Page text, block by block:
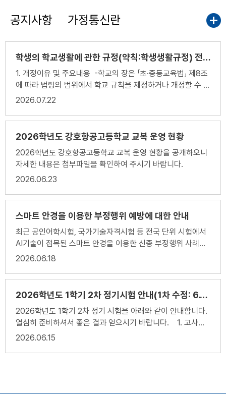
공지사항 가정통신란
학생의 학교생활에 관한 규정(약칙:학생생활규정) 전부개정안 의견수렴
1. 개정이유 및 주요내용 -학교의 장은 「초·중등교육법」 제8조
에 따라 법령의 범위에서 학교 규칙을 제정하거나 개정할 수 있
음. 그 기재사항은 같은 법 시행령 제9조에 따름 -학교 규칙의
주요일정 -2026. 7.20. 교장·교감·교무 협의: 업무추진에 필
요한 사항 협의 -2026. 7.21. 학교규칙개정심의위원회(규정
개정심의위원회) 구성: 교원 3, 학생 3, 학교운영위원 1
-2026. 7.22. 학교누리집에 자료 탑재: 학생생활규정 개정에
필요한 자료 -2026. 7.23. 교원 협의회: 전부개정규칙안 협의
-2026. 7.24. 제1회 심의위원회 회의: 전부개정규칙안 심의
·SNS 등 교직원: 협의회, 내부통신망 학부모: 가정통신문 학
생: 학생자치회 -2026. 8. . 제2회 심의위원회 회의: 특별히
심의 -2026. 미정 학교장 결재·공포: 홈페이지 탑재 및 가정통
신문 발송 -2026. 미정 시행: 안내, 연수 및 홍보 3. 제1회
학교규칙개정심의위원회(=규정개정심의위원회) 회의
제출 -의견수렴 기간: 2026.8.10. ~ 8.21. -붙임의 의견서를
작성하여 학교에 제출 붙임 1. 강호항공고등학교 학생의 학교
생활에 관한 규정 전부개정 기초자료(근거, 개정전 자료등) 2.
강호항공고등학교 학생생활규칙 전부개정안 의견 수렴 계획
3. 규정개정심의위원회 구성 및 제1회 회의 계획 4. 학교구성
원 의견수렴 안내(학생, 학부모, 교직원). 끝.-->
2026 07.22
2026학년도 강호항공고등학교 교복 운영 현황
2026학년도 강호항공고등학교 교복 운영 현황을 공개하오니
자세한 내용은 첨부파일을 확인하여 주시기 바랍니다.
2026 06.23
스마트 안경을 이용한 부정행위 예방에 대한 안내
최근 공인어학시험, 국가기술자격시험 등 전국 단위 시험에서
AI기술이 접목된 스마트 안경을 이용한 신종 부정행위 사례가
적발되어 언론에 보도된 바 있습니다.- 스마트 안경은 이미지
공정성을 저해하는 시험실 반입 금지 물품입니다.- 이를 소지
하는 경우, 부정행위로 간주합니다.
2026 06.18
2026학년도 1학기 2차 정기시험 안내(1차 수정: 6.17. 17:00)
2026학년도 1학기 2차 정기 시험을 아래와 같이 안내합니다.
열심히 준비하셔서 좋은 결과 얻으시기 바랍니다. 1. 고사기
간 : 2026년 6월 30일(화) - 7월 2일(목)2. 전년도 기출문제
2026 06.15